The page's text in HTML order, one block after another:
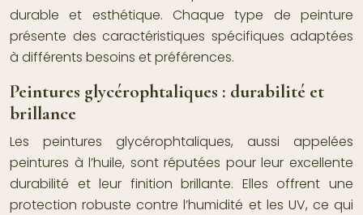
durable et esthétique. Chaque type de peinture
présente des caractéristiques spécifiques adaptées
à différents besoins et préférences.
Peintures glycérophtaliques : durabilité et
brillance
Les peintures glycérophtaliques, aussi appelées
peintures à l’huile, sont réputées pour leur excellente
durabilité et leur finition brillante. Elles offrent une
protection robuste contre l’humidité et les UV, ce qui